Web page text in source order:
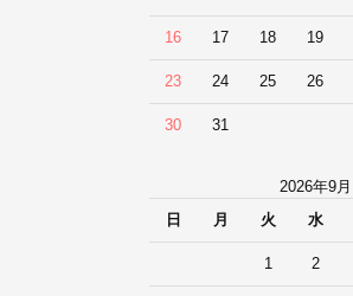
16 17 18 19
23 24 25 26
30 31
2026年9月
日
月 火 水
1 2